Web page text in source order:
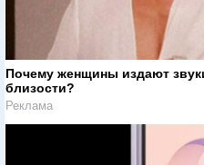
Почему женщины издают
близости?
Реклама